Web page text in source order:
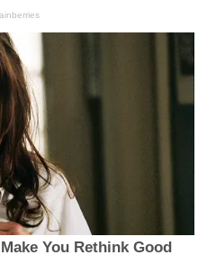
You Rethink Good